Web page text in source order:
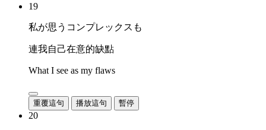
19
私が思うコンプレックスも
連我自己在意的缺點
What I see as my flaws
重覆這句 播放這句 暫停
20